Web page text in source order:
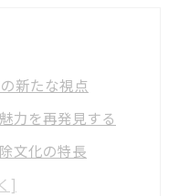
新たな視点
力を再発見する
文化の特長
県の掃除トレンド